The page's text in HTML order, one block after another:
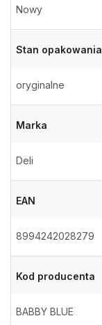
Nowy
Stan opakowania
oryginalne
Marka
Deli
EAN
8994242028279
Kod producenta
BABBY BLUE